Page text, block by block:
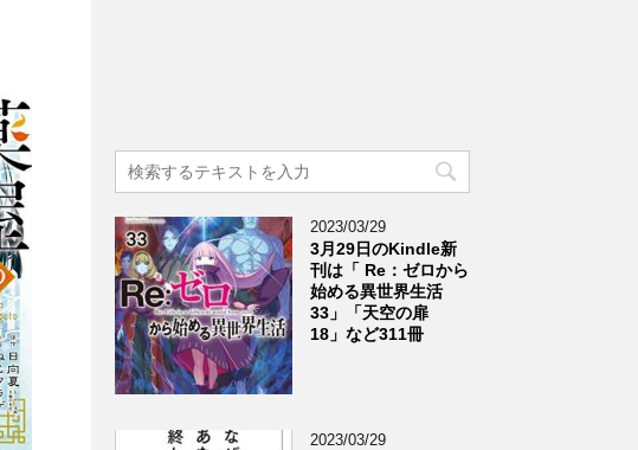
2023/03/29
3月29日のKindle新
刊は「 Re：ゼロから
始める異世界生活
33」「天空の扉
18」など311冊
2023/03/29